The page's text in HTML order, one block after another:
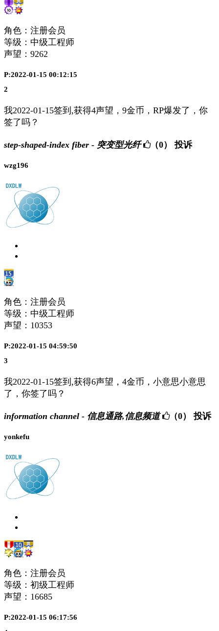
角色：注册会员
等级：中级工程师
声望： 9262
P:2022-01-15 00:12:15
2
我2022-01-15签到,获得4声望，9金币，RP爆发了，你
签了吗？
step-shaped-index fiber - 突变型光纤 （0） 投诉
wzg196
角色：注册会员
等级：中级工程师
声望： 10353
P:2022-01-15 04:59:50
3
我2022-01-15签到,获得6声望，4金币，小意思小意思
了，你签了吗？
information channel - 信息通路,信息频道 （0） 投诉
yonkefu
角色：注册会员
等级：初级工程师
声望： 16685
P:2022-01-15 06:17:56